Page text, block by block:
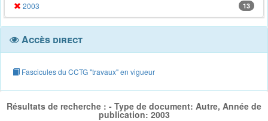
2003 13
Accès direct
Fascicules du CCTG "travaux" en vigueur
Résultats de recherche : - Type de document: Autre, Année de
publication: 2003